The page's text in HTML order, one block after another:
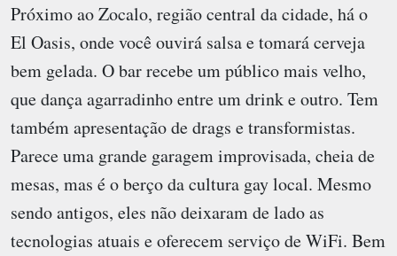
Próximo ao Zocalo, região central da cidade, há o
El Oasis, onde você ouvirá salsa e tomará cerveja
bem gelada. O bar recebe um público mais velho,
que dança agarradinho entre um drink e outro. Tem
também apresentação de drags e transformistas.
Parece uma grande garagem improvisada, cheia de
mesas, mas é o berço da cultura gay local. Mesmo
sendo antigos, eles não deixaram de lado as
tecnologias atuais e oferecem serviço de WiFi. Bem